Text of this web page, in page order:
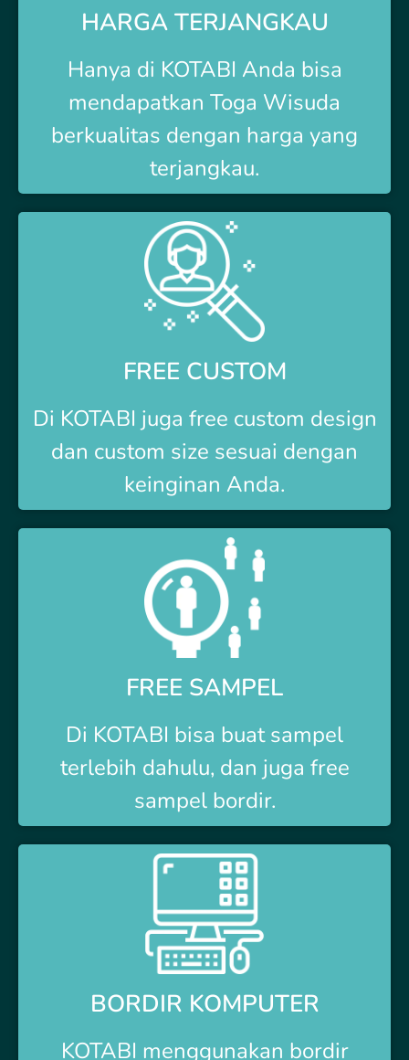
HARGA TERJANGKAU
Hanya di KOTABI Anda bisa
mendapatkan Toga Wisuda
berkualitas dengan harga yang
terjangkau.
FREE CUSTOM
Di KOTABI juga free custom design
dan custom size sesuai dengan
keinginan Anda.
FREE SAMPEL
Di KOTABI bisa buat sampel
terlebih dahulu, dan juga free
sampel bordir.
BORDIR KOMPUTER
KOTABI menggunakan bordir